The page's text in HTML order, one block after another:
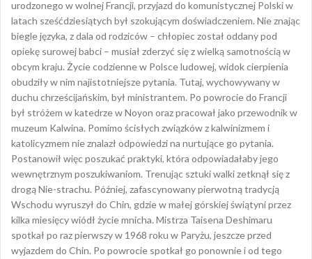
urodzonego w wolnej Francji, przyjazd do komunistycznej Polski w
latach sześćdziesiątych był szokującym doświadczeniem. Nie znając
biegle języka, z dala od rodziców – chłopiec został oddany pod
opiekę surowej babci – musiał zderzyć się z wielką samotnością w
obcym kraju. Życie codzienne w Polsce ludowej, widok cierpienia
obudziły w nim najistotniejsze pytania. Tutaj, wychowywany w
duchu chrześcijańskim, był ministrantem. Po powrocie do Francji
był stróżem w katedrze w Noyon oraz pracował jako przewodnik w
muzeum Kalwina. Pomimo ścisłych związków z kalwinizmem i
katolicyzmem nie znalazł odpowiedzi na nurtujące go pytania.
Postanowił więc poszukać praktyki, która odpowiadałaby jego
wewnętrznym poszukiwaniom. Trenując sztuki walki zetknął się z
drogą Nie-strachu. Później, zafascynowany pierwotną tradycją
Wschodu wyruszył do Chin, gdzie w małej górskiej świątyni przez
kilka miesięcy wiódł życie mnicha. Mistrza Taisena Deshimaru
spotkał po raz pierwszy w 1968 roku w Paryżu, jeszcze przed
wyjazdem do Chin. Po powrocie spotkał go ponownie i od tego